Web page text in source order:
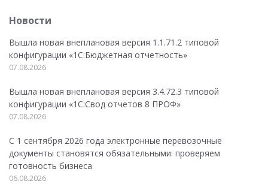
Новости
Вышла новая внеплановая версия 1.1.71.2 типовой
конфигурации «1C:Бюджетная отчетность»
07.08.2026
Вышла новая внеплановая версия 3.4.72.3 типовой
конфигурации «1C:Свод отчетов 8 ПРОФ»
07.08.2026
С 1 сентября 2026 года электронные перевозочные
документы становятся обязательными: проверяем
готовность бизнеса
06.08.2026